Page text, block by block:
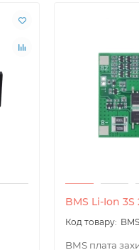
BMS Li-Ion 3S
BMS плата